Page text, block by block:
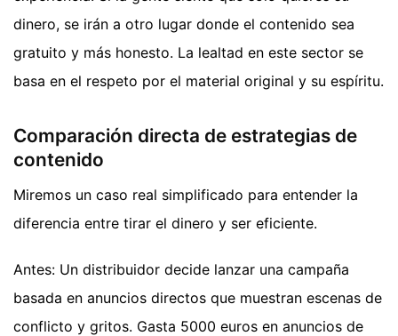
dinero, se irán a otro lugar donde el contenido sea
gratuito y más honesto. La lealtad en este sector se
basa en el respeto por el material original y su espíritu.
Comparación directa de estrategias de
contenido
Miremos un caso real simplificado para entender la
diferencia entre tirar el dinero y ser eficiente.
Antes: Un distribuidor decide lanzar una campaña
basada en anuncios directos que muestran escenas de
conflicto y gritos. Gasta 5000 euros en anuncios de